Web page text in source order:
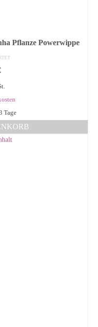
Pflanze Powerwippe
Tage